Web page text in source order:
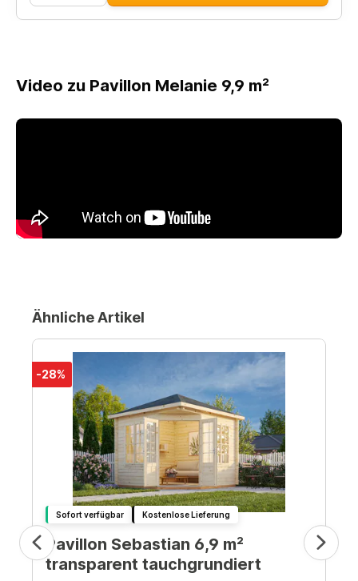
Video zu Pavillon Melanie 9,9 m²
Ähnliche Artikel
-28%
Sofort verfügbar Kostenlose Lieferung
Pavillon Sebastian 6,9 m²
transparent tauchgrundiert